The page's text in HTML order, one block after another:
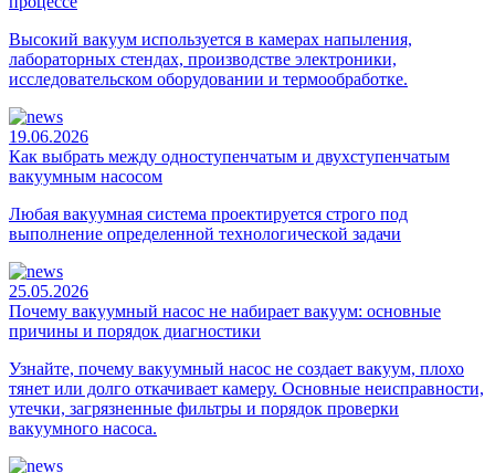
Высокий вакуум используется в камерах напыления,
лабораторных стендах, производстве электроники,
исследовательском оборудовании и термообработке.
19.06.2026
Как выбрать между одноступенчатым и двухступенчатым
вакуумным насосом
Любая вакуумная система проектируется строго под
выполнение определенной технологической задачи
25.05.2026
Почему вакуумный насос не набирает вакуум: основные
причины и порядок диагностики
Узнайте, почему вакуумный насос не создает вакуум, плохо
тянет или долго откачивает камеру. Основные неисправности,
утечки, загрязненные фильтры и порядок проверки
вакуумного насоса.